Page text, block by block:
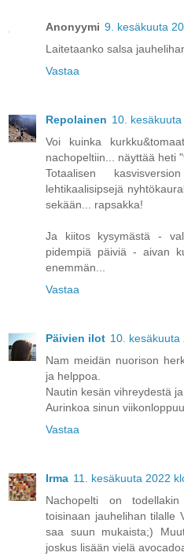
Anonyymi 9. kesäkuuta
Laitetaanko salsa
Vastaa
Repolainen 10.
Voi kuinka
nachopeltiin... näyttää heti
Totaalisen
lehtikaalisipsejä
sekään... rapsakka!
Ja kiitos kysymästä -
pidempiä päiviä - aivan
enemmän...
Vastaa
Päivien ilot 10.
Nam meidän nuorison
ja helppoa.
Nautin kesän vihreydestä
Aurinkoa sinun
Vastaa
Irma 11. kesäkuuta 2022
Nachopelti on
toisinaan jauhelihan tilalle
saa suun mukaista;)
joskus lisään vielä